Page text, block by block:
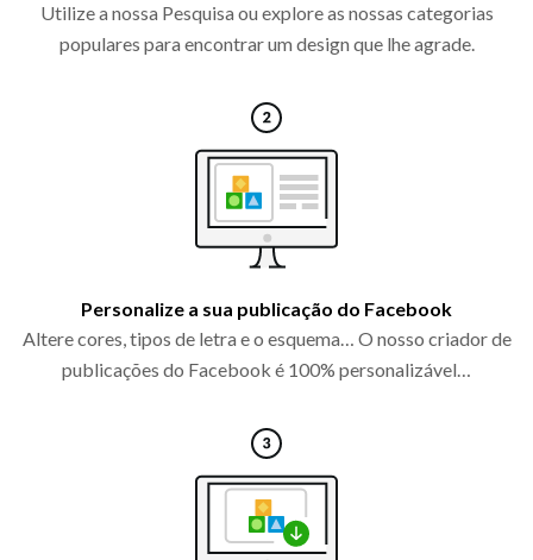
Utilize a nossa Pesquisa ou explore as nossas categorias
populares para encontrar um design que lhe agrade.
Personalize a sua publicação do Facebook
Altere cores, tipos de letra e o esquema… O nosso criador de
publicações do Facebook é 100% personalizável…